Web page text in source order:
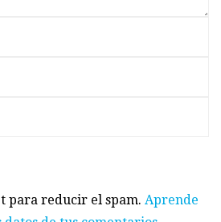
para reducir el spam. Aprende